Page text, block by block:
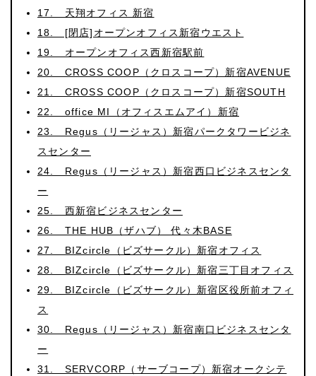
17. 天翔オフィス 新宿
18. [閉店]オープンオフィス新宿ウエスト
19. オープンオフィス西新宿駅前
20. CROSS COOP（クロスコープ）新宿AVENUE
21. CROSS COOP（クロスコープ）新宿SOUTH
22. office MI（オフィスエムアイ）新宿
23. Regus（リージャス）新宿パークタワービジネ
スセンター
24. Regus（リージャス）新宿西口ビジネスセンタ
ー
25. 西新宿ビジネスセンター
26. THE HUB（ザハブ） 代々木BASE
27. BIZcircle（ビズサークル）新宿オフィス
28. BIZcircle（ビズサークル）新宿三丁目オフィス
29. BIZcircle（ビズサークル）新宿区役所前オフィ
ス
30. Regus（リージャス）新宿南口ビジネスセンタ
ー
31. SERVCORP（サーブコープ）新宿オークシテ